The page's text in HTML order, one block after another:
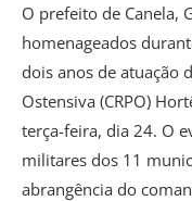
O prefeito de Canela,
homenageados
dois anos de atuação
Ostensiva (CRPO)
terça-feira, dia 24. O
militares dos 11
abrangência do